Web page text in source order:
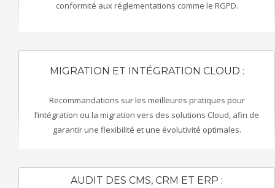
conformité aux réglementations comme le RGPD.
MIGRATION ET INTÉGRATION CLOUD :
Recommandations sur les meilleures pratiques pour
l’intégration ou la migration vers des solutions Cloud, afin de
garantir une flexibilité et une évolutivité optimales.
AUDIT DES CMS, CRM ET ERP :